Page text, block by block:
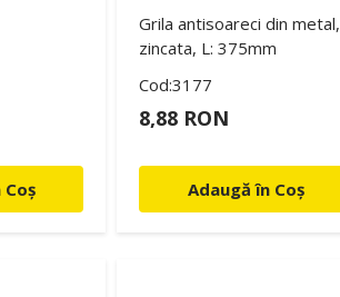
Grila antisoareci din metal,
zincata, L: 375mm
Cod:3177
8,88 RON
Adaugă în Coș